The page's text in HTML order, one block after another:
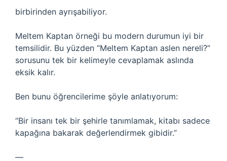
birbirinden ayrışabiliyor.
Meltem Kaptan örneği bu modern durumun iyi bir
temsilidir. Bu yüzden “Meltem Kaptan aslen nereli?”
sorusunu tek bir kelimeyle cevaplamak aslında
eksik kalır.
Ben bunu öğrencilerime şöyle anlatıyorum:
“Bir insanı tek bir şehirle tanımlamak, kitabı sadece
kapağına bakarak değerlendirmek gibidir.”
—